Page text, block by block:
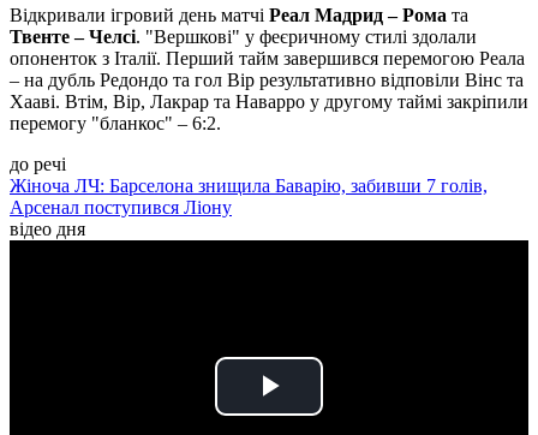
Відкривали ігровий день матчі Реал Мадрид – Рома та
Твенте – Челсі. "Вершкові" у феєричному стилі здолали
опоненток з Італії. Перший тайм завершився перемогою Реала
– на дубль Редондо та гол Вір результативно відповіли Вінс та
Хааві. Втім, Вір, Лакрар та Наварро у другому таймі закріпили
перемогу "бланкос" – 6:2.
до речі
Жіноча ЛЧ: Барселона знищила Баварію, забивши 7 голів,
Арсенал поступився Ліону
відео дня
Play